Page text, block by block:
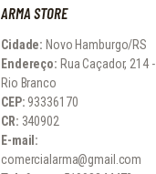
ARMA STORE
Cidade: Novo Hamburgo/RS
Endereço: Rua Caçador, 214 -
Rio Branco
CEP: 93336170
CR: 340902
E-mail:
comercialarma@gmail.com